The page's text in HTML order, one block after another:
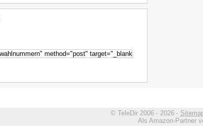
© TeleDir 2006 - 2026 -
Als Amazon-Partner